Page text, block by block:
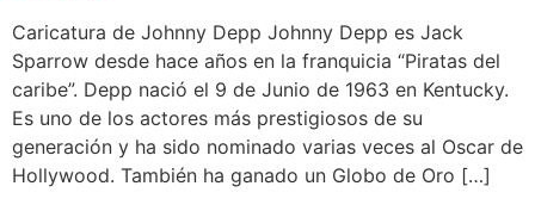
Caricatura de Johnny Depp Johnny Depp es Jack
Sparrow desde hace años en la franquicia “Piratas del
caribe”. Depp nació el 9 de Junio de 1963 en Kentucky.
Es uno de los actores más prestigiosos de su
generación y ha sido nominado varias veces al Oscar de
Hollywood. También ha ganado un Globo de Oro […]